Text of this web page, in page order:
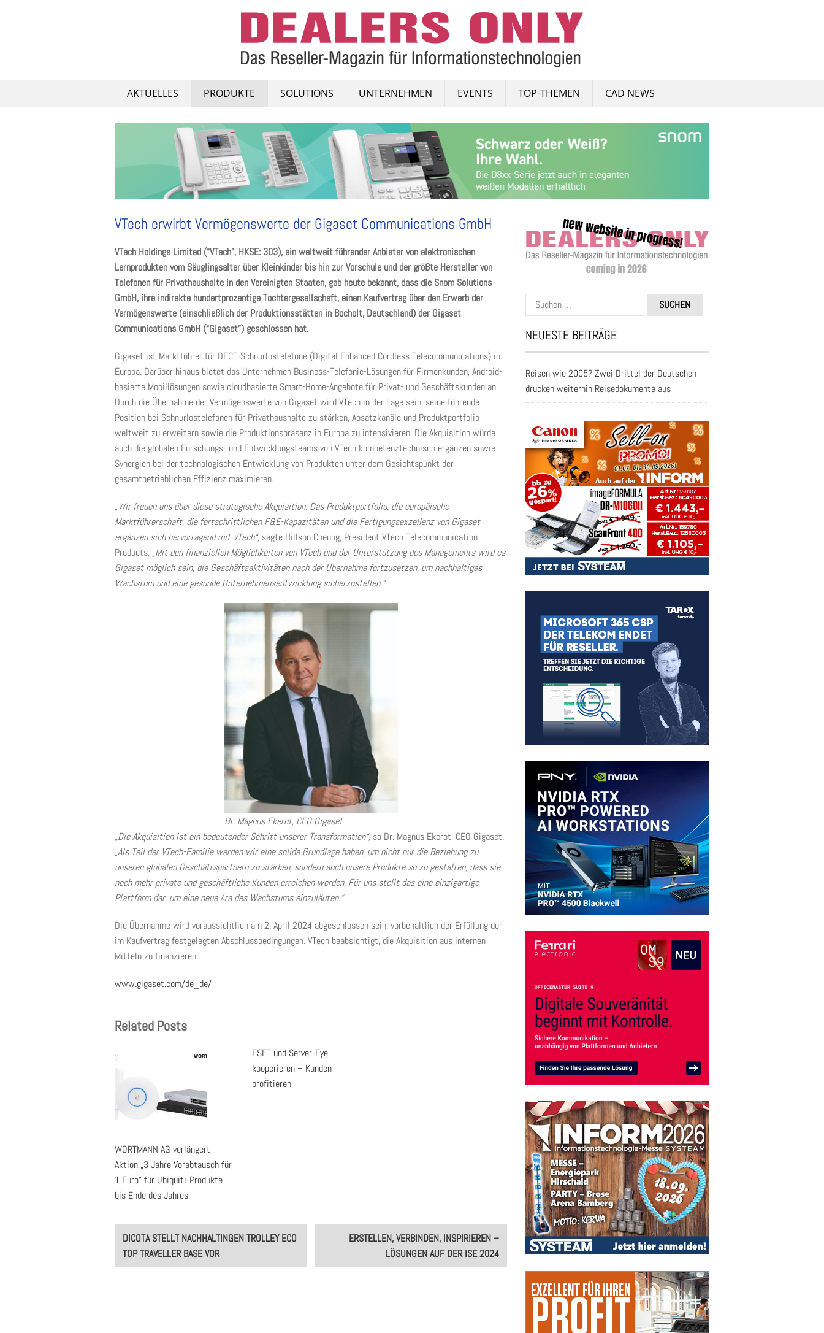
AKTUELLES PRODUKTE SOLUTIONS UNTERNEHMEN EVENTS TOP-THEMEN CAD NEWS
VTech erwirbt Vermögenswerte der Gigaset Communications GmbH
VTech Holdings Limited (“VTech”, HKSE: 303), ein weltweit führender Anbieter von elektronischen
Lernprodukten vom Säuglingsalter über Kleinkinder bis hin zur Vorschule und der größte Hersteller von
Telefonen für Privathaushalte in den Vereinigten Staaten, gab heute bekannt, dass die Snom Solutions
GmbH, ihre indirekte hundertprozentige Tochtergesellschaft, einen Kaufvertrag über den Erwerb der
Vermögenswerte (einschließlich der Produktionsstätten in Bocholt, Deutschland) der Gigaset
Communications GmbH (“Gigaset”) geschlossen hat.
Gigaset ist Marktführer für DECT-Schnurlostelefone (Digital Enhanced Cordless Telecommunications) in
Europa. Darüber hinaus bietet das Unternehmen Business-Telefonie-Lösungen für Firmenkunden, Android-
basierte Mobillösungen sowie cloudbasierte Smart-Home-Angebote für Privat- und Geschäftskunden an.
Durch die Übernahme der Vermögenswerte von Gigaset wird VTech in der Lage sein, seine führende
Position bei Schnurlostelefonen für Privathaushalte zu stärken, Absatzkanäle und Produktportfolio
weltweit zu erweitern sowie die Produktionspräsenz in Europa zu intensivieren. Die Akquisition würde
auch die globalen Forschungs- und Entwicklungsteams von VTech kompetenztechnisch ergänzen sowie
Synergien bei der technologischen Entwicklung von Produkten unter dem Gesichtspunkt der
gesamtbetrieblichen Effizienz maximieren.
„Wir freuen uns über diese strategische Akquisition. Das Produktportfolio, die europäische
Marktführerschaft, die fortschrittlichen F&E-Kapazitäten und die Fertigungsexzellenz von Gigaset
ergänzen sich hervorragend mit VTech“, sagte Hillson Cheung, President VTech Telecommunication
Products. „Mit den finanziellen Möglichkeiten von VTech und der Unterstützung des Managements wird es
Gigaset möglich sein, die Geschäftsaktivitäten nach der Übernahme fortzusetzen, um nachhaltiges
Wachstum und eine gesunde Unternehmensentwicklung sicherzustellen.“
Dr. Magnus Ekerot, CEO Gigaset
„Die Akquisition ist ein bedeutender Schritt unserer Transformation“, so Dr. Magnus Ekerot, CEO Gigaset.
„Als Teil der VTech-Familie werden wir eine solide Grundlage haben, um nicht nur die Beziehung zu
unseren globalen Geschäftspartnern zu stärken, sondern auch unsere Produkte so zu gestalten, dass sie
noch mehr private und geschäftliche Kunden erreichen werden. Für uns stellt das eine einzigartige
Plattform dar, um eine neue Ära des Wachstums einzuläuten.“
Die Übernahme wird voraussichtlich am 2. April 2024 abgeschlossen sein, vorbehaltlich der Erfüllung der
im Kaufvertrag festgelegten Abschlussbedingungen. VTech beabsichtigt, die Akquisition aus internen
Mitteln zu finanzieren.
www.gigaset.com/de_de/
Related Posts
WORTMANN AG verlängert
Aktion „3 Jahre Vorabtausch für
1 Euro“ für Ubiquiti-Produkte
bis Ende des Jahres
ESET und Server-Eye
kooperieren – Kunden
profitieren
Post
navigation
DICOTA STELLT NACHHALTINGEN TROLLEY ECO
TOP TRAVELLER BASE VOR
ERSTELLEN, VERBINDEN, INSPIRIEREN –
LÖSUNGEN AUF DER ISE 2024
Suchen
nach:
NEUESTE BEITRÄGE
Reisen wie 2005? Zwei Drittel der Deutschen
drucken weiterhin Reisedokumente aus